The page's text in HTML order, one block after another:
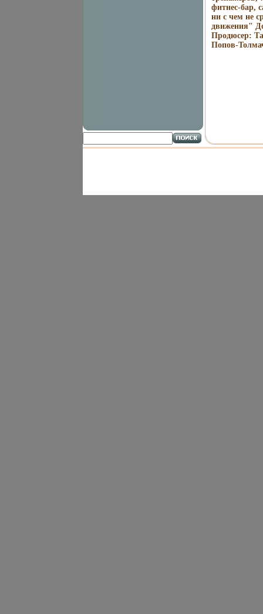
фитнес-бар,
ни с чем не
движения"
Продюсер:
Попов-